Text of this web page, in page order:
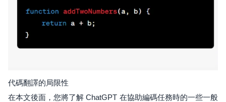
代碼翻譯的局限性
在本文後面，您將了解 ChatGPT 在協助編碼任務時的一些一般